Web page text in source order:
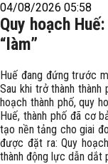
04/08/2026 05:58
Quy hoạch
“làm”
Huế đang đứng trước
Sau khi trở thành
hoạch thành phố, quy
Huế, thành phố đã cơ
tạo nền tảng cho giai
được đặt ra: Quy
thành động lực dẫn dắt